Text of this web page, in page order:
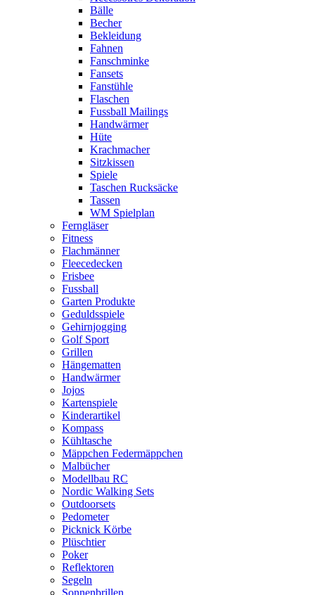
Bälle
Becher
Bekleidung
Fahnen
Fanschminke
Fansets
Fanstühle
Flaschen
Fussball Mailings
Handwärmer
Hüte
Krachmacher
Sitzkissen
Spiele
Taschen Rucksäcke
Tassen
WM Spielplan
Ferngläser
Fitness
Flachmänner
Fleecedecken
Frisbee
Fussball
Garten Produkte
Geduldsspiele
Gehirnjogging
Golf Sport
Grillen
Hängematten
Handwärmer
Jojos
Kartenspiele
Kinderartikel
Kompass
Kühltasche
Mäppchen Federmäppchen
Malbücher
Modellbau RC
Nordic Walking Sets
Outdoorsets
Pedometer
Picknick Körbe
Plüschtier
Poker
Reflektoren
Segeln
Sonnenbrillen